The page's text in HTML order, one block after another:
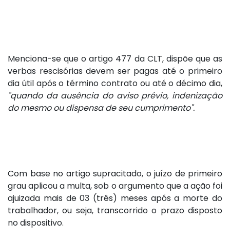
Menciona-se que o artigo 477 da CLT, dispõe que as
verbas rescisórias devem ser pagas até o primeiro
dia útil após o término contrato ou até o décimo dia,
"quando da ausência do aviso prévio, indenização
do mesmo ou dispensa de seu cumprimento".
Com base no artigo supracitado, o juízo de primeiro
grau aplicou a multa, sob o argumento que a ação foi
ajuizada mais de 03 (três) meses após a morte do
trabalhador, ou seja, transcorrido o prazo disposto
no dispositivo.